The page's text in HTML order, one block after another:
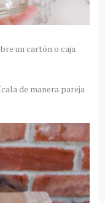
un cartón o caja
de manera pareja